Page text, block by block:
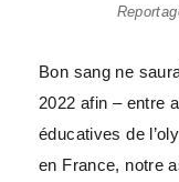
Bon sang ne
2022 afin – entre
éducatives de
en France, notre